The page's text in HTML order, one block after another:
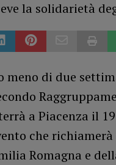
meno di due
a Piacenza il
che
Romagna e